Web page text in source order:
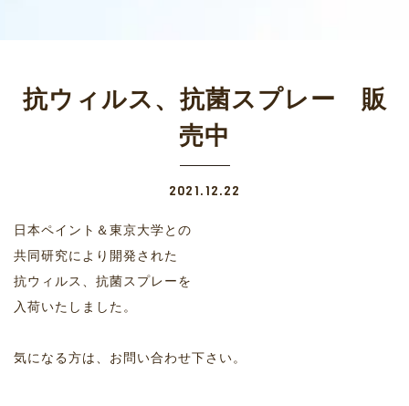
抗ウィルス、抗菌スプレー 販
売中
2021.12.22
日本ペイント＆東京大学との
共同研究により開発された
抗ウィルス、抗菌スプレーを
入荷いたしました。
気になる方は、お問い合わせ下さい。